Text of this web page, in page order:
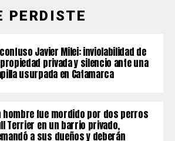
PERDISTE
Javier Milei: inviolabilidad de
privada y silencio ante una
usurpada en Catamarca
hombre fue mordido por dos perros
Terrier en un barrio privado,
a sus dueños y deberán